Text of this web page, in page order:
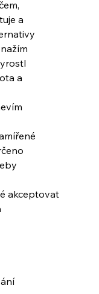
a
a
akceptovat